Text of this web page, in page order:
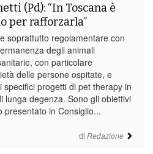
di Redazione
(Pd): “In Toscana è
per rafforzarla”
soprattutto regolamentare con
degli animali
con particolare
delle persone ospitate, e
progetti di pet therapy in
lunga degenza. Sono gli obiettivi
presentato in Consiglio...